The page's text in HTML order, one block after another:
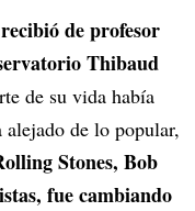
de profesor
Thibaud
de su vida había
de lo popular,
Stones, Bob
fue cambiando